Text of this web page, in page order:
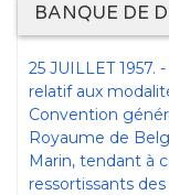
BANQUE DE
25 JUILLET
relatif aux
Convention
Royaume de
Marin, tendant à
ressortissants